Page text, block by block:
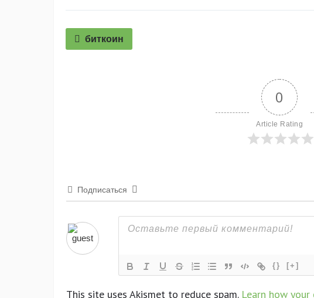
биткоин
0
Article Rating
Подписаться
{} [+]
This site uses Akismet to reduce spam. Learn how